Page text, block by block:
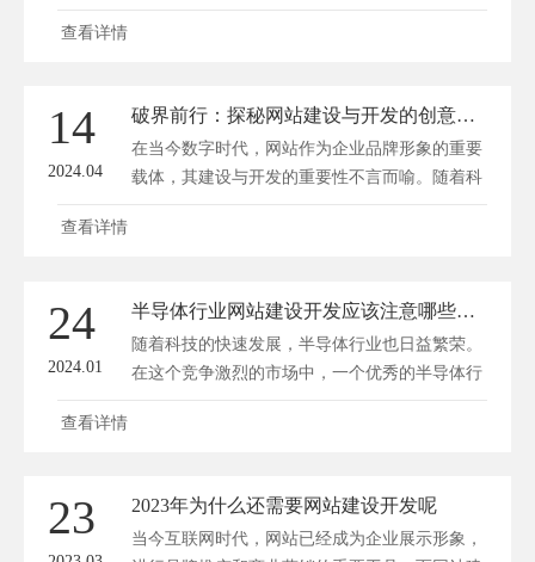
台。随着互联网技术的飞速发展，网站建设与开
建未来的网络空间提供启示。 一、网站建设与
开发的流程 1....
查看详情
14
2024.04
破界前行：探秘网站建设与开发的创意疆域
在当今数字时代，网站作为企业品牌形象的重要
载体，其建设与开发的重要性不言而喻。随着科
技的发展，网站建设与开发逐渐突破传统框架，
去，网站建设往往遵循一种模板化的方式，导致
许多企业的网站千篇...
查看详情
24
2024.01
半导体行业网站建设开发应该注意哪些方面？
随着科技的快速发展，半导体行业也日益繁荣。
在这个竞争激烈的市场中，一个优秀的半导体行
业网站不仅可以展示企业的实力和形象，还可以
建设半导体行业网站之前，企业需要明确网站的
目标和定位。...
查看详情
23 2023年为什么还需要网站建设开发呢
当今互联网时代，网站已经成为企业展示形象，